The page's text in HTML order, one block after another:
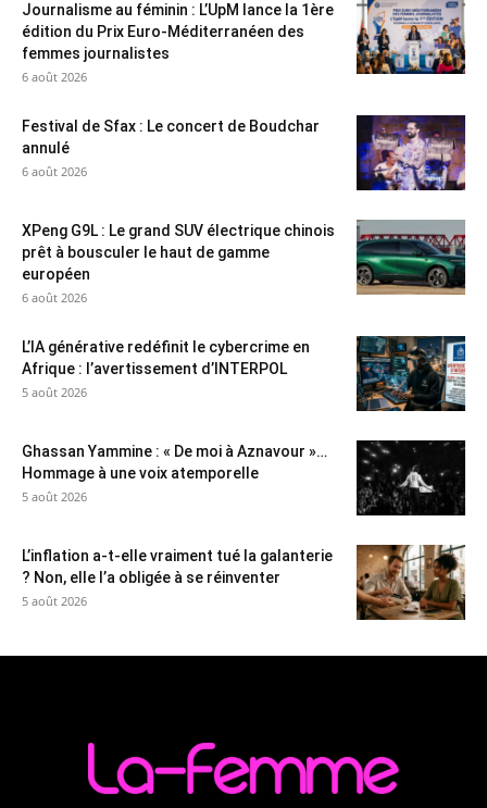
Journalisme au féminin : L’UpM lance la 1ère
édition du Prix Euro-Méditerranéen des
femmes journalistes
6 août 2026
Festival de Sfax : Le concert de Boudchar
annulé
6 août 2026
XPeng G9L : Le grand SUV électrique chinois
prêt à bousculer le haut de gamme
européen
6 août 2026
L’IA générative redéfinit le cybercrime en
Afrique : l’avertissement d’INTERPOL
5 août 2026
Ghassan Yammine : « De moi à Aznavour »…
Hommage à une voix atemporelle
5 août 2026
L’inflation a-t-elle vraiment tué la galanterie
? Non, elle l’a obligée à se réinventer
5 août 2026